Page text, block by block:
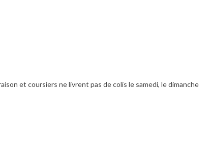
et coursiers ne livrent pas de colis le samedi, le dimanche